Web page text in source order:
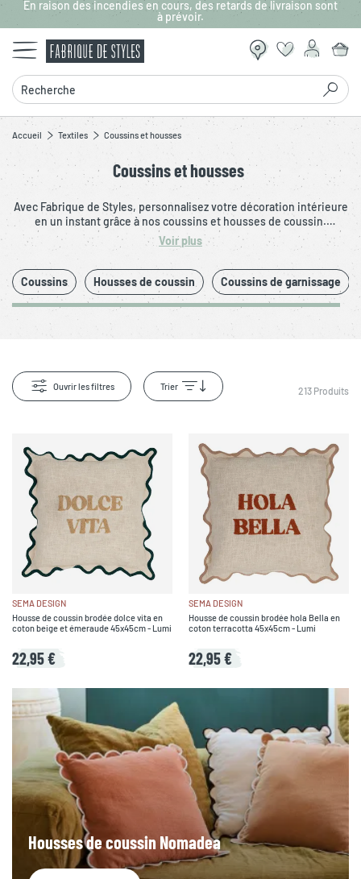
Aller au contenu principal
En raison des incendies en cours, des retards de livraison sont
à prévoir.
Recherche
Accueil Textiles Coussins et housses
Coussins et housses
Avec Fabrique de Styles, personnalisez votre décoration intérieure
en un instant grâce à nos coussins et housses de coussin.
Disponibles dans une variété de formes, de tailles, de couleurs et
de textures, les coussins et housses de coussins offrent des
possibilités infinies pour rehausser votre décor. Moderne, bohème
ou campagne, choisissez le style qui vous définit et apportez une
touche unique à votre salon ou votre chambre.
Voir plus
Coussins Housses de coussin Coussins de garnissage
Ouvrir les filtres Trier 213 Produits
SEMA DESIGN
Housse de coussin brodée dolce vita en
coton beige et émeraude 45x45cm - Lumi
22,95 €
SEMA DESIGN
Housse de coussin brodée hola Bella en
coton terracotta 45x45cm - Lumi
22,95 €
Housses de coussin Nomadea